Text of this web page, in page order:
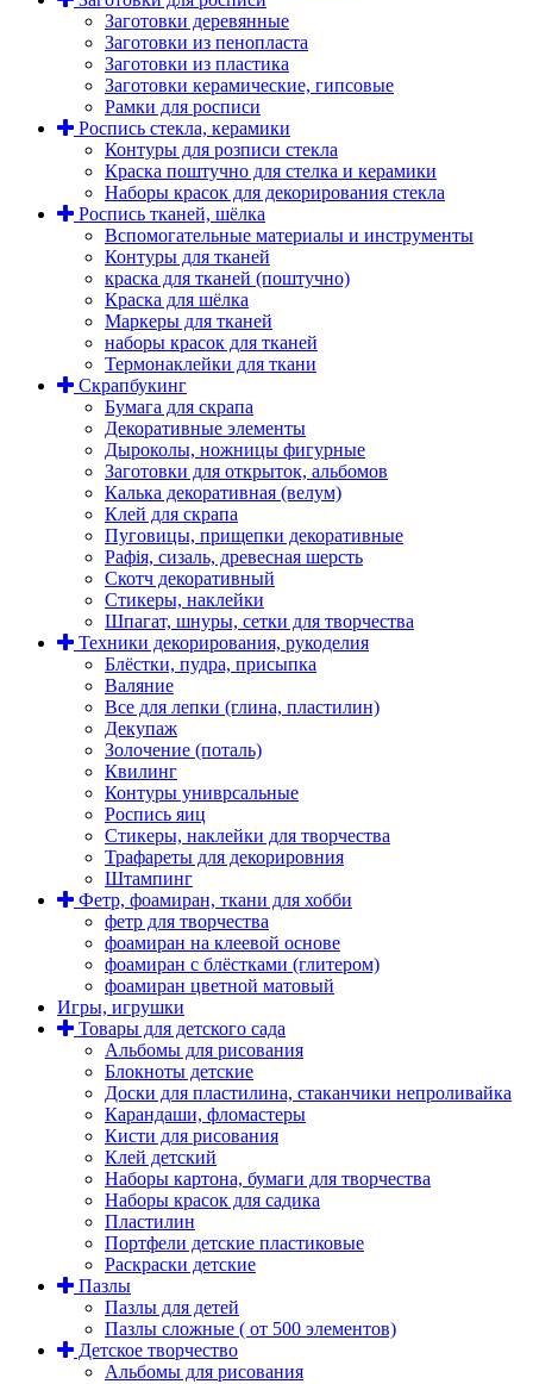
Заготовки деревянные
Заготовки из пенопласта
Заготовки из пластика
Заготовки керамические, гипсовые
Рамки для росписи
Роспись стекла, керамики
Контуры для розписи стекла
Краска поштучно для стелка и керамики
Наборы красок для декорирования стекла
Роспись тканей, шёлка
Вспомогательные материалы и инструменты
Контуры для тканей
краска для тканей (поштучно)
Краска для шёлка
Маркеры для тканей
наборы красок для тканей
Термонаклейки для ткани
Скрапбукинг
Бумага для скрапа
Декоративные элементы
Дыроколы, ножницы фигурные
Заготовки для открыток, альбомов
Калька декоративная (велум)
Клей для скрапа
Пуговицы, прищепки декоративные
Рафія, сизаль, древесная шерсть
Скотч декоративный
Стикеры, наклейки
Шпагат, шнуры, сетки для творчества
Техники декорирования, рукоделия
Блёстки, пудра, присыпка
Валяние
Все для лепки (глина, пластилин)
Декупаж
Золочение (поталь)
Квилинг
Контуры униврсальные
Роспись яиц
Стикеры, наклейки для творчества
Трафареты для декорировния
Штампинг
Фетр, фоамиран, ткани для хобби
фетр для творчества
фоамиран на клеевой основе
фоамиран с блёстками (глитером)
фоамиран цветной матовый
Игры, игрушки
Товары для детского сада
Альбомы для рисования
Блокноты детские
Доски для пластилина, стаканчики непроливайка
Карандаши, фломастеры
Кисти для рисования
Клей детский
Наборы картона, бумаги для творчества
Наборы красок для садика
Пластилин
Портфели детские пластиковые
Раскраски детские
Пазлы
Пазлы для детей
Пазлы сложные ( от 500 элементов)
Детское творчество
Альбомы для рисования